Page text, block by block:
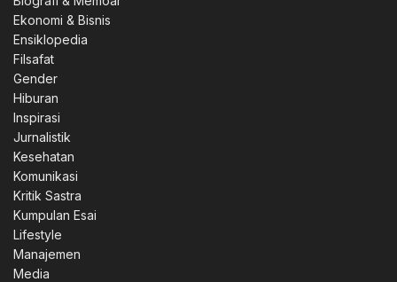
Ekonomi & Bisnis
Ensiklopedia
Filsafat
Gender
Hiburan
Inspirasi
Jurnalistik
Kesehatan
Komunikasi
Kritik Sastra
Kumpulan Esai
Lifestyle
Manajemen
Media